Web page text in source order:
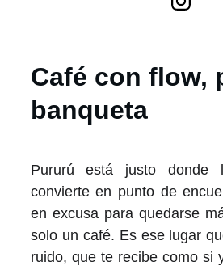
Café con flow,
banqueta
Pururú está justo donde
convierte en punto de
en excusa para quedarse
solo un café. Es ese lugar
ruido, que te recibe como si